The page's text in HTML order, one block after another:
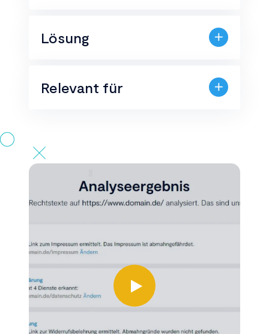
Lösung
Relevant für